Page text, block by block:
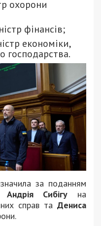
охорони
фінансів;
економіки,
господарства.
за поданням
Андрія Сибігу на
справ та Дениса